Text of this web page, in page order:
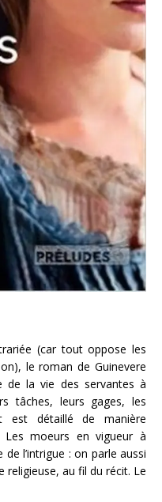
(car tout oppose les
le roman de Guinevere
de la vie des servantes à
tâches, leurs gages, les
est détaillé de manière
Les moeurs en vigueur à
l’intrigue : on parle aussi
religieuse, au fil du récit. Le